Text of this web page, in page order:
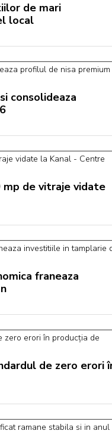
de mari
local
consolideaza
mp de vitraje vidate
franeaza
de zero erori